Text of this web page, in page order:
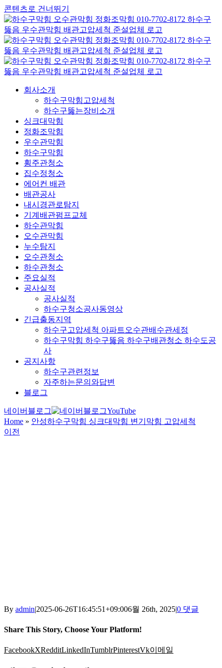
콘텐츠로 건너뛰기
회사소개
하수구막힘고압세척
하수구뚫는장비소개
싱크대막힘
정화조막힘
우수관막힘
하수구막힘
횡주관청소
집수정청소
에어컨 배관
배관공사
내시경관로탐지
기계배관펌프교체
하수관막힘
오수관막힘
누수탐지
오수관청소
하수관청소
주요실적
공사실적
공사실적
하수구청소공사동영상
긴급출동지역
하수구고압세척 아파트오수관배수관세정
하수구막힘 하수구뚫음 하수구배관청소 하수도공
사
공지사항
하수구관련정보
자주하는문의와답변
블로그
네이버블로그
YouTube
Home » 안성하수구막힘 싱크대막힘 변기막힘 고압세척
이전
By admin|2025-06-26T16:45:51+09:006월 26th, 2025|0 댓글
Share This Story, Choose Your Platform!
FacebookXRedditLinkedInTumblrPinterestVk이메일